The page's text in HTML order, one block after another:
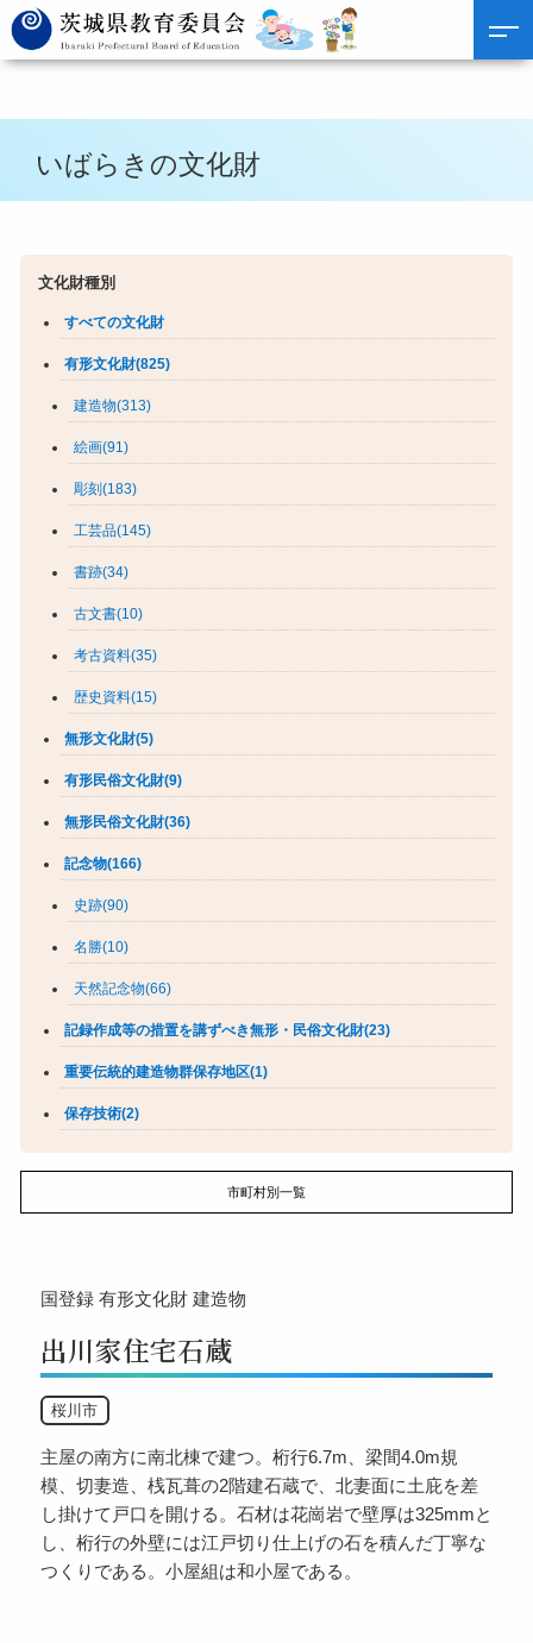
いばらきの文化財
文化財種別
すべての文化財
有形文化財(825)
建造物(313)
絵画(91)
彫刻(183)
工芸品(145)
書跡(34)
古文書(10)
考古資料(35)
歴史資料(15)
無形文化財(5)
有形民俗文化財(9)
無形民俗文化財(36)
記念物(166)
史跡(90)
名勝(10)
天然記念物(66)
記録作成等の措置を講ずべき無形・民俗文化財(23)
重要伝統的建造物群保存地区(1)
保存技術(2)
市町村別一覧
国登録 有形文化財 建造物
出川家住宅石蔵
桜川市
主屋の南方に南北棟で建つ。桁行6.7m、梁間4.0m規
模、切妻造、桟瓦葺の2階建石蔵で、北妻面に土庇を差
し掛けて戸口を開ける。石材は花崗岩で壁厚は325mmと
し、桁行の外壁には江戸切り仕上げの石を積んだ丁寧な
つくりである。小屋組は和小屋である。